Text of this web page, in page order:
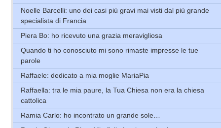
Noelle Barcelli: uno dei casi più gravi mai visti dal più grande
specialista di Francia
Piera Bo: ho ricevuto una grazia meravigliosa
Quando ti ho conosciuto mi sono rimaste impresse le tue
parole
Raffaele: dedicato a mia moglie MariaPia
Raffaella: tra le mia paure, la Tua Chiesa non era la chiesa
cattolica
Ramia Carlo: ho incontrato un grande sole…